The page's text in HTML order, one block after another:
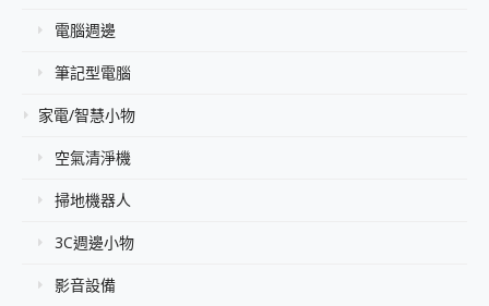
電腦週邊
筆記型電腦
家電/智慧小物
空氣清淨機
掃地機器人
3C週邊小物
影音設備